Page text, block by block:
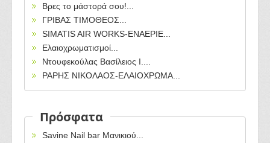
Βρες το μάστορά σου!...
ΓΡΙΒΑΣ ΤΙΜΟΘΕΟΣ...
SIMATIS AIR WORKS-ΕΝΑΕΡΙΕ...
Ελαιοχρωματισμοί...
Ντουφεκούλας Βασίλειος Ι....
ΡΑΡΗΣ ΝΙΚΟΛΑΟΣ-ΕΛΑΙΟΧΡΩΜΑ...
Πρόσφατα
Savine Nail bar Μανικιού...